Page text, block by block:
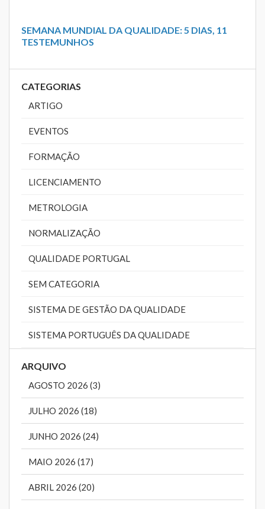
SEMANA MUNDIAL DA QUALIDADE: 5 DIAS, 11
TESTEMUNHOS
CATEGORIAS
ARTIGO
EVENTOS
FORMAÇÃO
LICENCIAMENTO
METROLOGIA
NORMALIZAÇÃO
QUALIDADE PORTUGAL
SEM CATEGORIA
SISTEMA DE GESTÃO DA QUALIDADE
SISTEMA PORTUGUÊS DA QUALIDADE
ARQUIVO
AGOSTO 2026 (3)
JULHO 2026 (18)
JUNHO 2026 (24)
MAIO 2026 (17)
ABRIL 2026 (20)